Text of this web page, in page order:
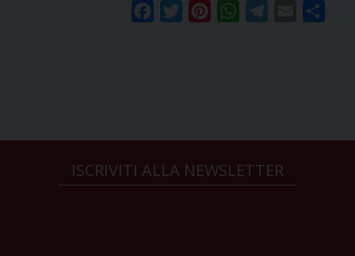
FacebookTwitterPinterestWhatsAppTelegram
Email
ISCRIVITI ALLA NEWSLETTER